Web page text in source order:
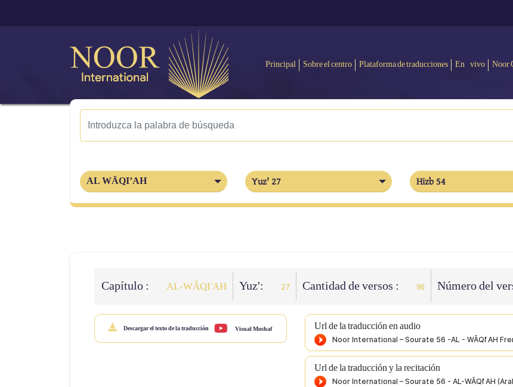
Principal Sobre el centro Plataforma de traducciones En vivo Noor
AL WĀQI’AH Yuz' 27 Hizb 54
Capítulo : AL-WÂQI ̒AH Yuz': 27 Cantidad de versos : 96 Número del
Descargar el texto de la traducción Visual Moshaf Url de la traducción en audio
Url de la traducción y la recitación